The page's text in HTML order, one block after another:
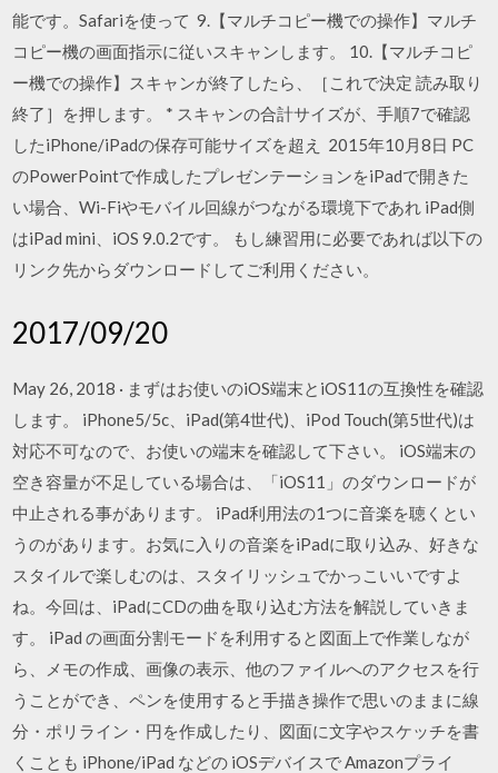
能です。Safariを使って 9.【マルチコピー機での操作】マルチ
コピー機の画面指示に従いスキャンします。 10.【マルチコピ
ー機での操作】スキャンが終了したら、［これで決定 読み取り
終了］を押します。 * スキャンの合計サイズが、手順7で確認
したiPhone/iPadの保存可能サイズを超え 2015年10月8日 PC
のPowerPointで作成したプレゼンテーションをiPadで開きた
い場合、Wi-Fiやモバイル回線がつながる環境下であれ iPad側
はiPad mini、iOS 9.0.2です。 もし練習用に必要であれば以下の
リンク先からダウンロードしてご利用ください。
2017/09/20
May 26, 2018 · まずはお使いのiOS端末とiOS11の互換性を確認
します。 iPhone5/5c、iPad(第4世代)、iPod Touch(第5世代)は
対応不可なので、お使いの端末を確認して下さい。 iOS端末の
空き容量が不足している場合は、「iOS11」のダウンロードが
中止される事があります。 iPad利用法の1つに音楽を聴くとい
うのがあります。お気に入りの音楽をiPadに取り込み、好きな
スタイルで楽しむのは、スタイリッシュでかっこいいですよ
ね。今回は、iPadにCDの曲を取り込む方法を解説していきま
す。 iPad の画面分割モードを利用すると図面上で作業しなが
ら、メモの作成、画像の表示、他のファイルへのアクセスを行
うことができ、ペンを使用すると手描き操作で思いのままに線
分・ポリライン・円を作成したり、図面に文字やスケッチを書
くことも iPhone/iPad などの iOSデバイスで Amazonプライ